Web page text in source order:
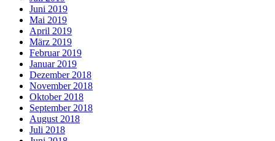
Juni 2019
Mai 2019
April 2019
März 2019
Februar 2019
Januar 2019
Dezember 2018
November 2018
Oktober 2018
September 2018
August 2018
Juli 2018